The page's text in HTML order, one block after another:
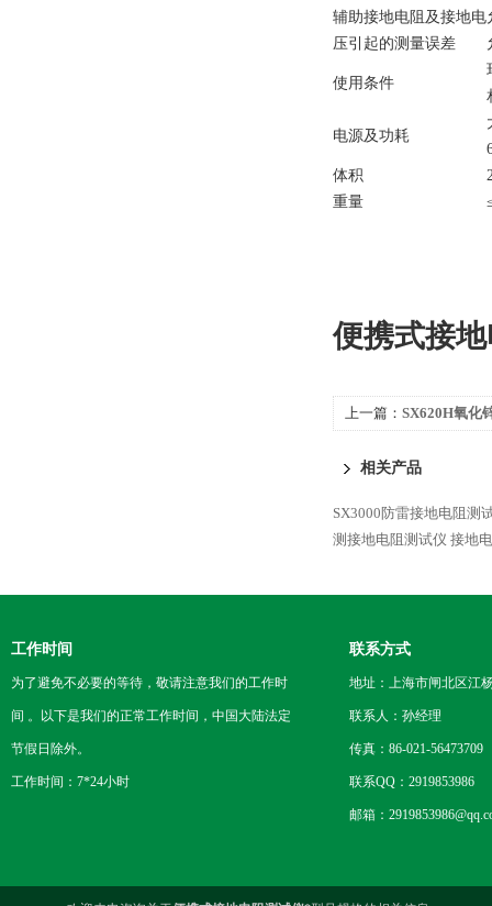
辅助接地电阻及接地电
压引起的测量误差
使用条件
电源及功耗
体积
重量
便携式接
上一篇： SX620H氧化
相关产品
SX3000防雷接地电阻测
测接地电阻测试仪 接地
工作时间
为了避免不必要的等待，敬请注意我们的工作时
间 。以下是我们的正常工作时间，中国大陆法定
节假日除外。
工作时间：7*24小时
联系方式
地址：上海市闸北区江
联系人：孙经理
传真：86-021-56473709
联系QQ：2919853986
邮箱：